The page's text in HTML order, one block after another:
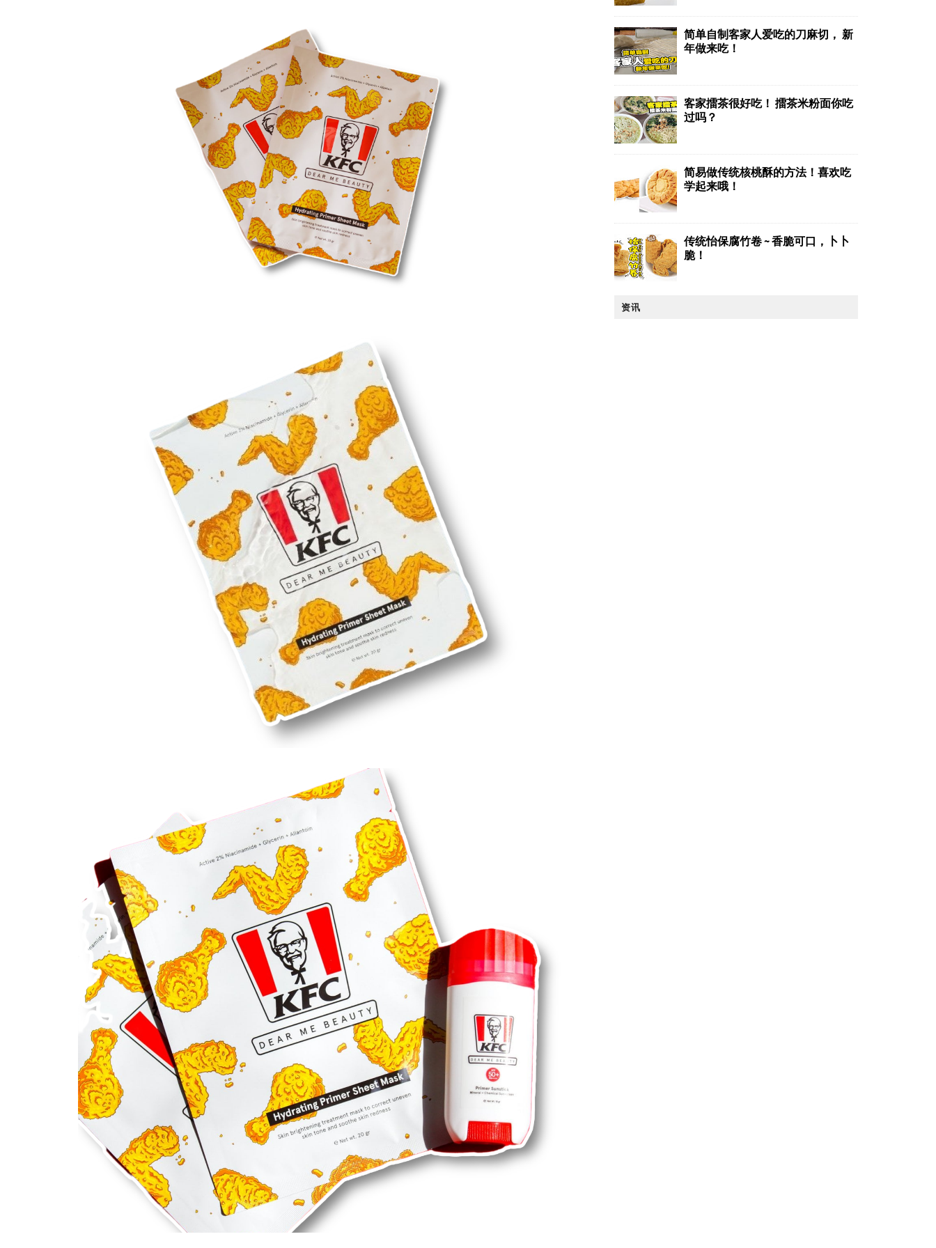
简单自制客家人爱吃的刀麻切， 新
年做来吃！
客家擂茶很好吃！ 擂茶米粉面你吃
过吗？
简易做传统核桃酥的方法！喜欢吃
学起来哦！
传统怡保腐竹卷 ~ 香脆可口，卜卜
脆！
资讯